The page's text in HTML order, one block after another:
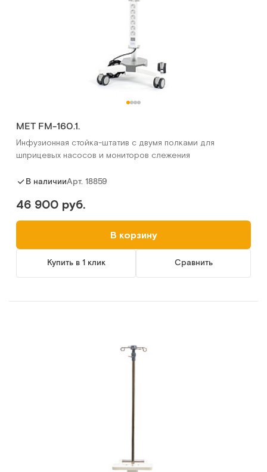
МЕТ FM-160.1.
Инфузионная стойка-штатив с двумя полками для
шприцевых насосов и мониторов слежения
В наличииАрт. 18859
46 900 руб.
В корзину
Купить в 1 клик Сравнить